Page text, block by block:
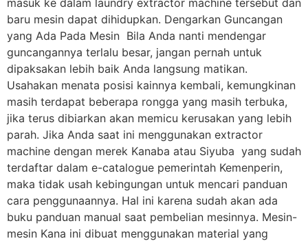
masuk ke dalam laundry extractor machine tersebut dan
baru mesin dapat dihidupkan. Dengarkan Guncangan
yang Ada Pada Mesin Bila Anda nanti mendengar
guncangannya terlalu besar, jangan pernah untuk
dipaksakan lebih baik Anda langsung matikan.
Usahakan menata posisi kainnya kembali, kemungkinan
masih terdapat beberapa rongga yang masih terbuka,
jika terus dibiarkan akan memicu kerusakan yang lebih
parah. Jika Anda saat ini menggunakan extractor
machine dengan merek Kanaba atau Siyuba yang sudah
terdaftar dalam e-catalogue pemerintah Kemenperin,
maka tidak usah kebingungan untuk mencari panduan
cara penggunaannya. Hal ini karena sudah akan ada
buku panduan manual saat pembelian mesinnya. Mesin-
mesin Kana ini dibuat menggunakan material yang